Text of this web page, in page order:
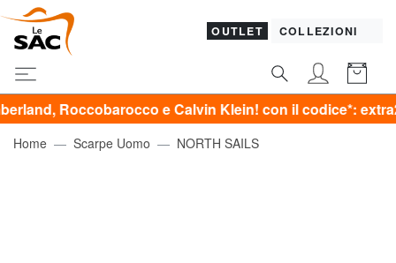
OUTLET COLLEZIONI
Roccobarocco e Calvin Klein! con il codice*: extra20
Home Scarpe Uomo NORTH SAILS